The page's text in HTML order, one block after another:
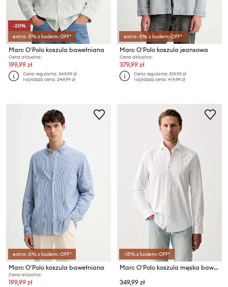
-20%
extra -5% z kodem: OFF*
Marc O'Polo koszula bawełniana
Cena aktualna:
199,99 zł
Cena regularna:349,99 zł
Najniższa cena:249,99 zł
extra -5% z kodem: OFF*
Marc O'Polo koszula jeansowa
Cena aktualna:
379,99 zł
Cena regularna:519,99 zł
Najniższa cena:419,99 zł
extra -5% z kodem: OFF*
Marc O'Polo koszula bawełniana
Cena aktualna:
199,99 zł
-15% z kodem: OFF*
Marc O'Polo koszula męska bawełniana z elastanem
349,99 zł